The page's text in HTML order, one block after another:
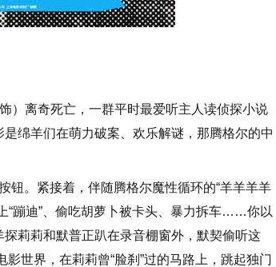
）离奇死亡，一群平时最爱听主人读侦探小说
绵羊们在萌力破案、欢乐解谜，那腾格尔的中
钮。紧接着，伴随腾格尔魔性循环的“羊羊羊羊
“蹦迪”、偷吃胡萝卜被卡头、暴力拆车……你以
莉莉和默普正趴在录音棚窗外，默契偷听这
世界，在莉莉曾“脸刹”过的马路上，跳起独门